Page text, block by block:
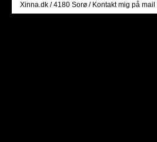
Xinna.dk / 4180 Sorø / Kontakt mig på mail